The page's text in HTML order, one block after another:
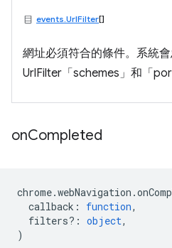
events.UrlFilter[]
網址必須符合的條件。系統
UrlFilter「schemes」和「
onCompleted
chrome.webNavigation .
callback : function,
filters? : object,
)